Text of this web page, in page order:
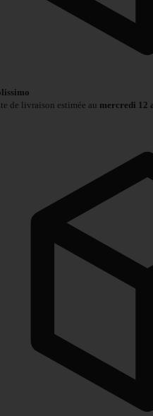
de livraison estimée au mercredi 12